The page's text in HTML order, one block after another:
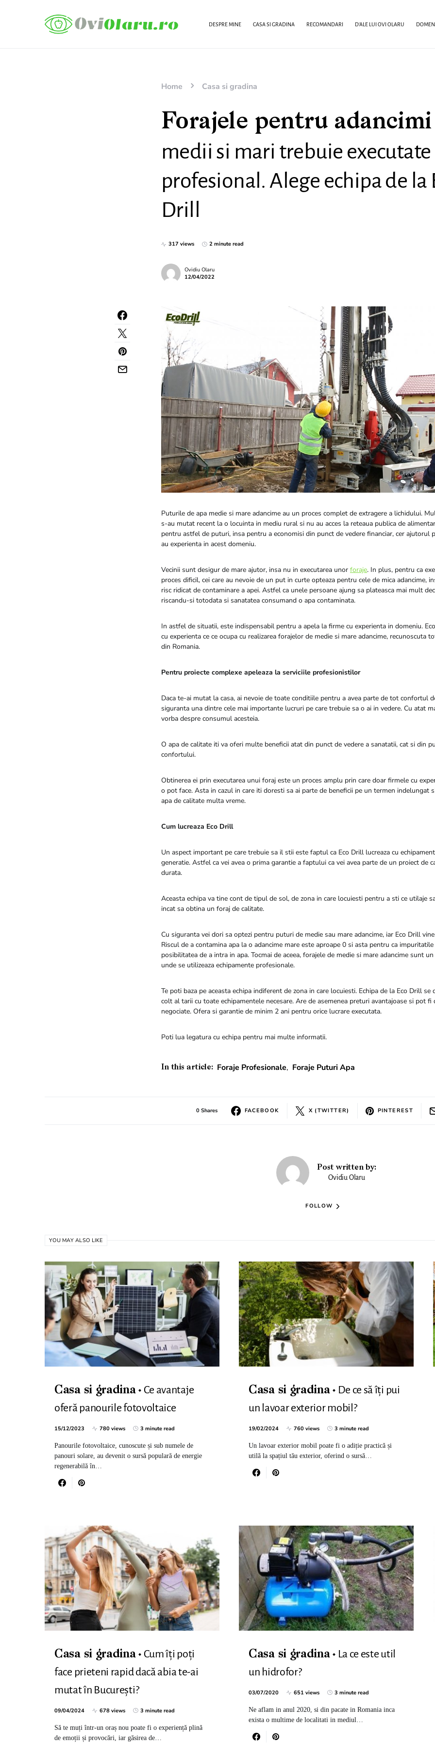
DESPRE MINE CASA SI GRADINA RECOMANDARI D’ALE LUI OVI OLARU
Home Casa si gradina
Forajele pentru adancimi
medii si mari trebuie executate
profesional. Alege echipa de la
Drill
317 views 2 minute read
Ovidiu Olaru
12/04/2022
Puturile de apa medie si mare adancime au un proces complet de extragere a lichidului.
s-au mutat recent la o locuinta in mediu rural si nu au acces la reteaua publica de
pentru astfel de puturi, insa pentru a economisi din punct de vedere financiar, cer ajutorul
au experienta in acest domeniu.
Vecinii sunt desigur de mare ajutor, insa nu in executarea unor foraje. In plus, pentru ca
proces dificil, cei care au nevoie de un put in curte opteaza pentru cele de mica adancime,
risc ridicat de contaminare a apei. Astfel ca unele persoane ajung sa plateasca mai mult
riscandu-si totodata si sanatatea consumand o apa contaminata.
In astfel de situatii, este indispensabil pentru a apela la firme cu experienta in domeniu.
cu experienta ce ce ocupa cu realizarea forajelor de medie si mare adancime, recunoscuta
din Romania.
Pentru proiecte complexe apeleaza la serviciile profesionistilor
Daca te-ai mutat la casa, ai nevoie de toate conditiile pentru a avea parte de tot confortul
siguranta una dintre cele mai importante lucruri pe care trebuie sa o ai in vedere. Cu atat
vorba despre consumul acesteia.
O apa de calitate iti va oferi multe beneficii atat din punct de vedere a sanatatii, cat si din
confortului.
Obtinerea ei prin executarea unui foraj este un proces amplu prin care doar firmele cu
o pot face. Asta in cazul in care iti doresti sa ai parte de beneficii pe un termen indelungat
apa de calitate multa vreme.
Cum lucreaza Eco Drill
Un aspect important pe care trebuie sa il stii este faptul ca Eco Drill lucreaza cu
generatie. Astfel ca vei avea o prima garantie a faptului ca vei avea parte de un proiect de
durata.
Aceasta echipa va tine cont de tipul de sol, de zona in care locuiesti pentru a sti ce utilaje
incat sa obtina un foraj de calitate.
Cu siguranta vei dori sa optezi pentru puturi de medie sau mare adancime, iar Eco Drill
Riscul de a contamina apa la o adancime mare este aproape 0 si asta pentru ca
posibilitatea de a intra in apa. Tocmai de aceea, forajele de medie si mare adancime sunt
unde se utilizeaza echipamente profesionale.
Te poti baza pe aceasta echipa indiferent de zona in care locuiesti. Echipa de la Eco Drill se
colt al tarii cu toate echipamentele necesare. Are de asemenea preturi avantajoase si pot fi
negociate. Ofera si garantie de minim 2 ani pentru orice lucrare executata.
Poti lua legatura cu echipa pentru mai multe informatii.
In this article: Foraje Profesionale, Foraje Puturi Apa
0 Shares FACEBOOK X (TWITTER) PINTEREST
Post written by:
Ovidiu Olaru
FOLLOW
YOU MAY ALSO LIKE
Casa si gradina
Ce avantaje
oferă panourile fotovoltaice
15/12/2023 780 views 3 minute read
Panourile fotovoltaice, cunoscute și sub numele de
panouri solare, au devenit o sursă populară de energie
regenerabilă în…
Casa si gradina
De ce să îți pui
un lavoar exterior mobil?
19/02/2024 760 views 3 minute read
Un lavoar exterior mobil poate fi o adiție practică și
utilă la spațiul tău exterior, oferind o sursă…
Casa si gradina
Cum îți poți
face prieteni rapid dacă abia te-ai
mutat în București?
09/04/2024 678 views 3 minute read
Să te muți într-un oraș nou poate fi o experiență plină
de emoții și provocări, iar găsirea de…
Casa si gradina
La ce este util
un hidrofor?
03/07/2020 651 views 3 minute read
Ne aflam in anul 2020, si din pacate in Romania inca
exista o multime de localitati in mediul…